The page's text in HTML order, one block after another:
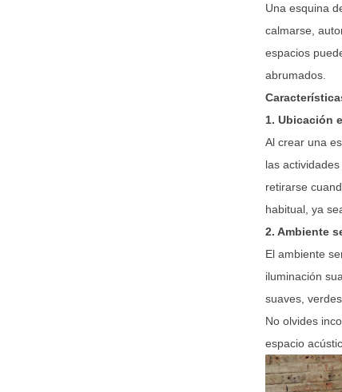
Una esquina
calmarse,
espacios
abrumados.
1. Ubicación
Al crear una
las
retirarse
habitual, ya
2. Ambiente
El ambiente
iluminación
suaves,
No olvides
espacio